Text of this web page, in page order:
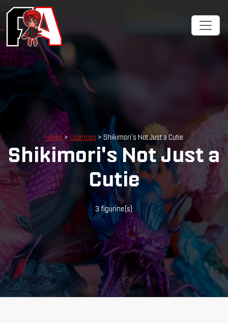
Home> Licences > Shikimori's Not Just a Cutie
Shikimori's Not Just a
Cutie
3 figurine(s)
Cookies management panel